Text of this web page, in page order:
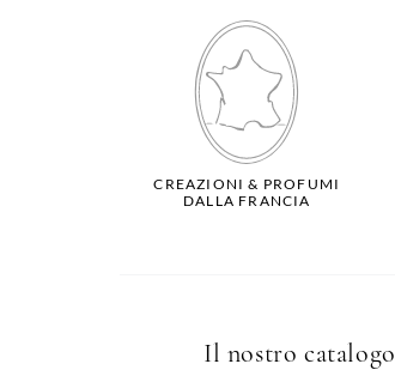
CREAZIONI & PROFUMI
DALLA FRANCIA
Il nostro catalogo